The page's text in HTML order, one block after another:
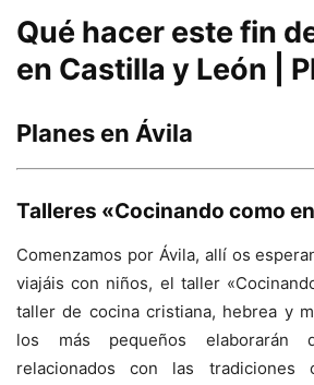
Qué hacer este fin
en Castilla y León |
Planes en Ávila
Talleres «Cocinando como
Comenzamos por Ávila, allí os
viajáis con niños, el taller
taller de cocina cristiana, hebrea y
los más pequeños elaborarán
relacionados con las tradiciones